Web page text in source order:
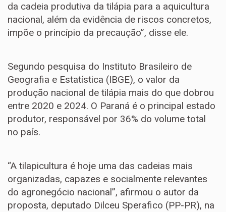
da cadeia produtiva da tilápia para a aquicultura
nacional, além da evidência de riscos concretos,
impõe o princípio da precaução”, disse ele.
Segundo pesquisa do Instituto Brasileiro de
Geografia e Estatística (IBGE), o valor da
produção nacional de tilápia mais do que dobrou
entre 2020 e 2024. O Paraná é o principal estado
produtor, responsável por 36% do volume total
no país.
“A tilapicultura é hoje uma das cadeias mais
organizadas, capazes e socialmente relevantes
do agronegócio nacional”, afirmou o autor da
proposta, deputado Dilceu Sperafico (PP-PR), na